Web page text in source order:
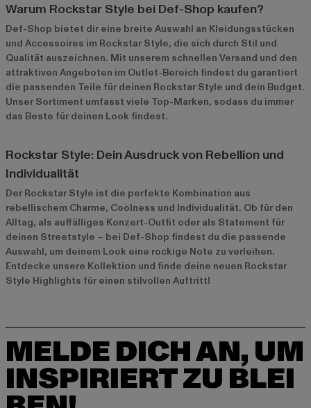
Warum Rockstar Style bei Def-Shop kaufen?
Def-Shop bietet dir eine breite Auswahl an Kleidungsstücken
und Accessoires im Rockstar Style, die sich durch Stil und
Qualität auszeichnen. Mit unserem schnellen Versand und den
attraktiven Angeboten im Outlet-Bereich findest du garantiert
die passenden Teile für deinen Rockstar Style und dein Budget.
Unser Sortiment umfasst viele Top-Marken, sodass du immer
das Beste für deinen Look findest.
Rockstar Style: Dein Ausdruck von Rebellion und
Individualität
Der Rockstar Style ist die perfekte Kombination aus
rebellischem Charme, Coolness und Individualität. Ob für den
Alltag, als auffälliges Konzert-Outfit oder als Statement für
deinen Streetstyle – bei Def-Shop findest du die passende
Auswahl, um deinem Look eine rockige Note zu verleihen.
Entdecke unsere Kollektion und finde deine neuen Rockstar
Style Highlights für einen stilvollen Auftritt!
MELDE DICH AN, UM
INSPIRIERT ZU BLEI